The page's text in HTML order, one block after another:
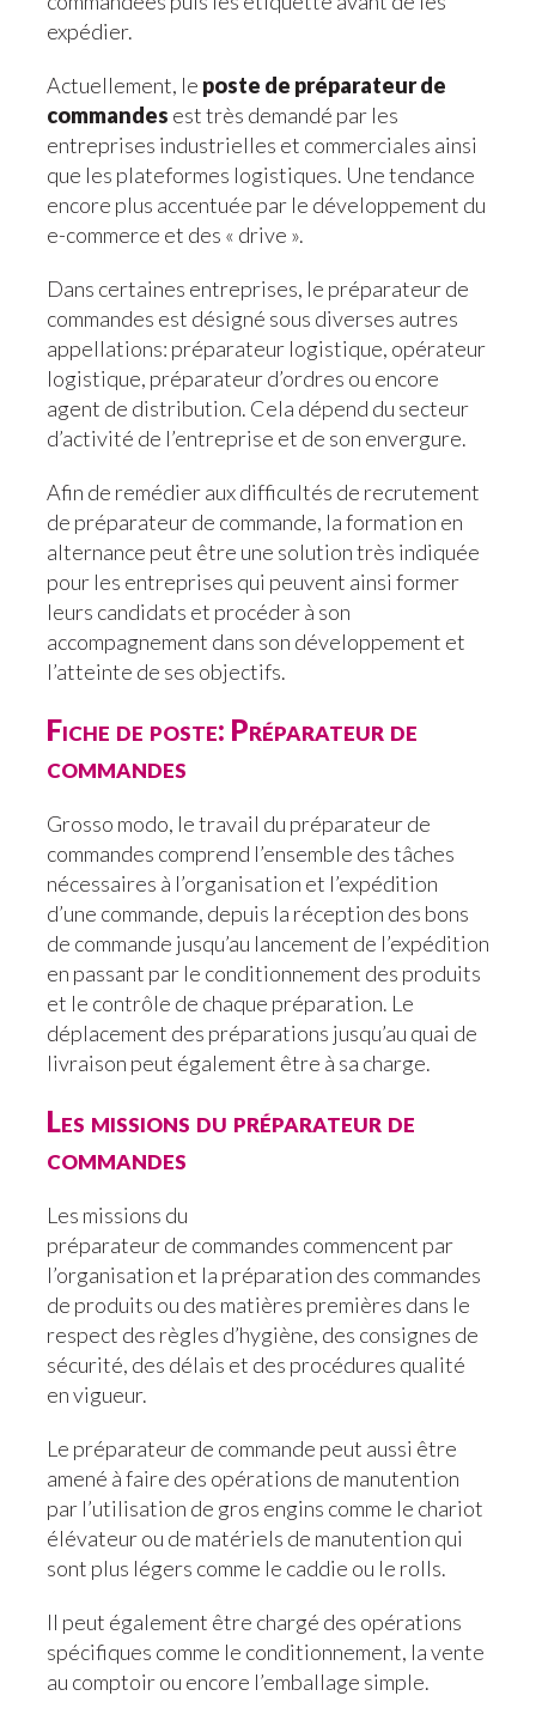
expédier.
Actuellement, le poste de préparateur de
commandes est très demandé par les
entreprises industrielles et commerciales ainsi
que les plateformes logistiques. Une tendance
encore plus accentuée par le développement du
e-commerce et des « drive ».
Dans certaines entreprises, le préparateur de
commandes est désigné sous diverses autres
appellations: préparateur logistique, opérateur
logistique, préparateur d’ordres ou encore
agent de distribution. Cela dépend du secteur
d’activité de l’entreprise et de son envergure.
Afin de remédier aux difficultés de recrutement
de préparateur de commande, la formation en
alternance peut être une solution très indiquée
pour les entreprises qui peuvent ainsi former
leurs candidats et procéder à son
accompagnement dans son développement et
l’atteinte de ses objectifs.
Fiche de poste: Préparateur de
commandes
Grosso modo, le travail du préparateur de
commandes comprend l’ensemble des tâches
nécessaires à l’organisation et l’expédition
d’une commande, depuis la réception des bons
de commande jusqu’au lancement de l’expédition
en passant par le conditionnement des produits
et le contrôle de chaque préparation. Le
déplacement des préparations jusqu’au quai de
livraison peut également être à sa charge.
Les missions du préparateur de
commandes
Les missions du
préparateur de commandes commencent par
l’organisation et la préparation des commandes
de produits ou des matières premières dans le
respect des règles d’hygiène, des consignes de
sécurité, des délais et des procédures qualité
en vigueur.
Le préparateur de commande peut aussi être
amené à faire des opérations de manutention
par l’utilisation de gros engins comme le chariot
élévateur ou de matériels de manutention qui
sont plus légers comme le caddie ou le rolls.
Il peut également être chargé des opérations
spécifiques comme le conditionnement, la vente
au comptoir ou encore l’emballage simple.